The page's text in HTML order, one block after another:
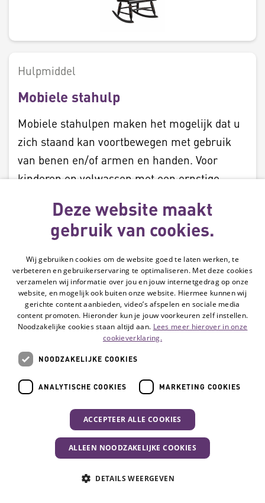
Uw activiteit
Hulpmiddel
Mobiele stahulp
Mobiele stahulpen maken het mogelijk dat u
zich staand kan voortbewegen met gebruik
van benen en/of armen en handen. Voor
kinderen en volwassen met een ernstige
Lees meer
Hulpmiddel
Looptafel
Looptafels maken het mogelijk dat u of uw
kind zich zelfstandig staande kunt
voortbewegen.
Deze website maakt
gebruik van cookies.
Wij gebruiken cookies om de website goed te laten werken, te
verbeteren en gebruikerservaring te optimaliseren. Met deze cookies
verzamelen wij informatie over jou en jouw internetgedrag op onze
website, en mogelijk ook buiten onze website. Hiermee kunnen wij
gerichte content aanbieden, video’s afspelen en sociale media
content promoten. Hieronder kun je jouw voorkeuren zelf instellen.
Noodzakelijke cookies staan altijd aan. Lees meer hierover in onze
cookieverklaring.
NOODZAKELIJKE COOKIES
ANALYTISCHE COOKIES MARKETING COOKIES
ACCEPTEER ALLE COOKIES
ALLEEN NOODZAKELIJKE COOKIES
DETAILS WEERGEVEN